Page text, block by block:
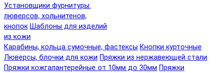
Установщики фурнитуры:
люверсов, хольнитенов,
кнопок Шаблоны для изделий
из кожи
Карабины, кольца сумочные, фастексы Кнопки курточные
Люверсы, блочки для кожи Пряжки из нержавеющей стали
Пряжки кожгалантерейные от 10мм до 30мм Пряжки